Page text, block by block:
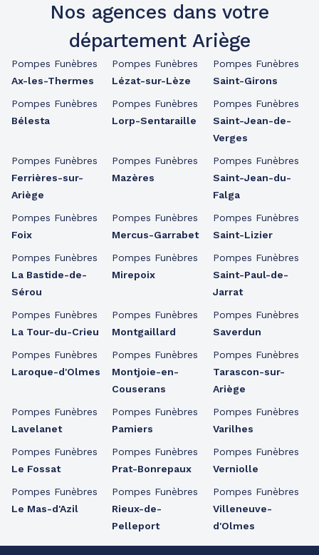
Nos agences dans votre
département Ariège
Pompes Funèbres
Ax-les-Thermes
Pompes Funèbres
Bélesta
Pompes Funèbres
Ferrières-sur-
Ariège
Pompes Funèbres
Foix
Pompes Funèbres
La Bastide-de-
Sérou
Pompes Funèbres
La Tour-du-Crieu
Pompes Funèbres
Laroque-d'Olmes
Pompes Funèbres
Lavelanet
Pompes Funèbres
Le Fossat
Pompes Funèbres
Le Mas-d'Azil
Pompes Funèbres
Lézat-sur-Lèze
Pompes Funèbres
Lorp-Sentaraille
Pompes Funèbres
Mazères
Pompes Funèbres
Mercus-Garrabet
Pompes Funèbres
Mirepoix
Pompes Funèbres
Montgaillard
Pompes Funèbres
Montjoie-en-
Couserans
Pompes Funèbres
Pamiers
Pompes Funèbres
Prat-Bonrepaux
Pompes Funèbres
Rieux-de-
Pelleport
Pompes Funèbres
Saint-Girons
Pompes Funèbres
Saint-Jean-de-
Verges
Pompes Funèbres
Saint-Jean-du-
Falga
Pompes Funèbres
Saint-Lizier
Pompes Funèbres
Saint-Paul-de-
Jarrat
Pompes Funèbres
Saverdun
Pompes Funèbres
Tarascon-sur-
Ariège
Pompes Funèbres
Varilhes
Pompes Funèbres
Verniolle
Pompes Funèbres
Villeneuve-
d'Olmes